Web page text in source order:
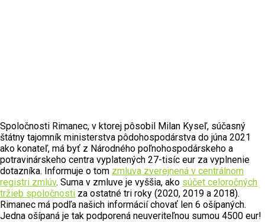
Spoločnosti Rimanec, v ktorej pôsobil Milan Kyseľ, súčasný
štátny tajomník ministerstva pôdohospodárstva do júna 2021
ako konateľ, má byť z Národného poľnohospodárskeho a
potravinárskeho centra vyplatených 27-tisíc eur za vyplnenie
dotazníka. Informuje o tom zmluva zverejnená v centrálnom
registri zmlúv. Suma v zmluve je vyššia, ako súčet celoročných
tržieb spoločnosti za ostatné tri roky (2020, 2019 a 2018).
Rimanec má podľa našich informácií chovať len 6 ošípaných.
Jedna ošípaná je tak podporená neuveriteľnou sumou 4500 eur!